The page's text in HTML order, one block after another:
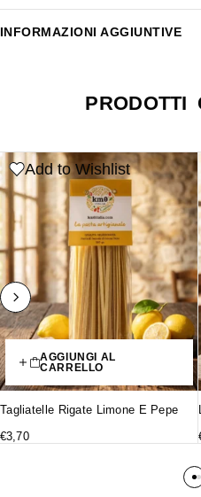
INFORMAZIONI AGGIUNTIVE
PRODOTTI
Add to Wishlist
AGGIUNGI AL
CARRELLO
Tagliatelle Rigate Limone E Pepe
€3,70